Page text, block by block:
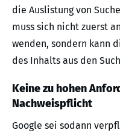
die Auslistung von
muss sich nicht zuerst
wenden, sondern kann
des Inhalts aus den
Keine zu hohen
Nachweispflicht
Google sei sodann